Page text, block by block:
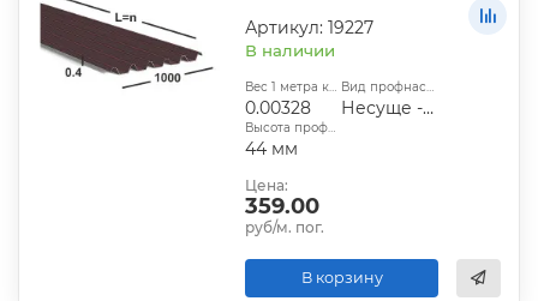
Артикул: 19227
В наличии
Вес 1 метра квадратного, т:
0.00328
Вид профнастила:
Несуще - стеновой
Высота профиля:
44 мм
Цена:
359.00
руб/м. пог.
В корзину